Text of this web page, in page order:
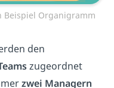
Beispiel Organigramm
den
zugeordnet
zwei Managern